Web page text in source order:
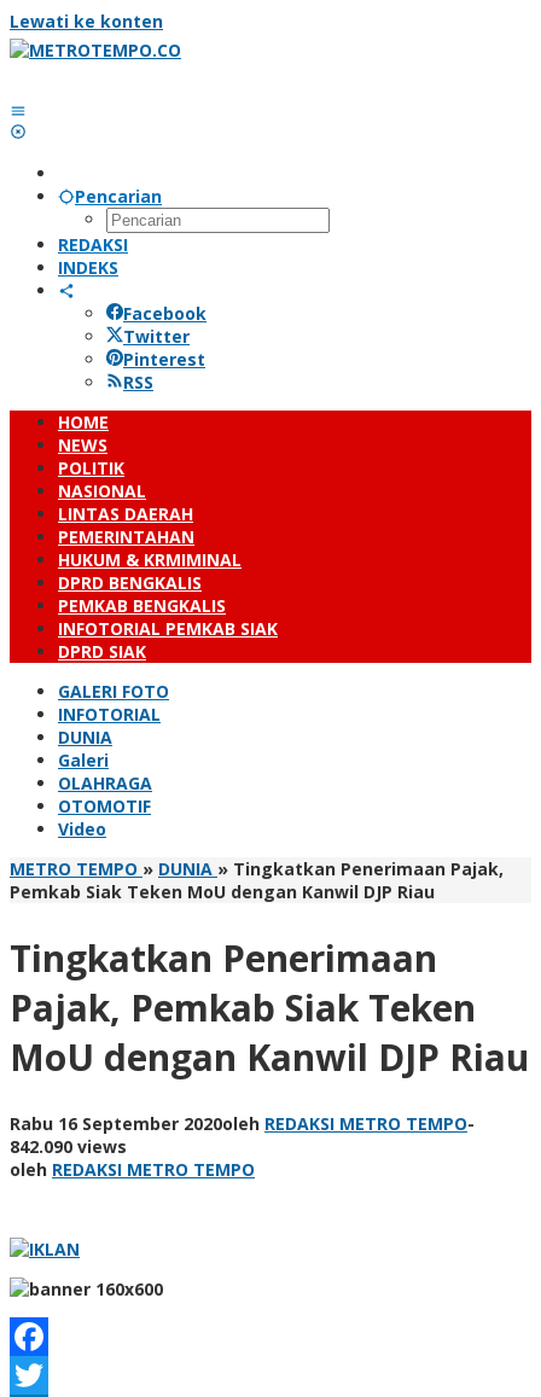
Lewati ke konten
Pencarian
REDAKSI
INDEKS
Facebook
Twitter
Pinterest
RSS
HOME
NEWS
POLITIK
NASIONAL
LINTAS DAERAH
PEMERINTAHAN
HUKUM & KRMIMINAL
DPRD BENGKALIS
PEMKAB BENGKALIS
INFOTORIAL PEMKAB SIAK
DPRD SIAK
GALERI FOTO
INFOTORIAL
DUNIA
Galeri
OLAHRAGA
OTOMOTIF
Video
METRO TEMPO » DUNIA » Tingkatkan Penerimaan Pajak,
Pemkab Siak Teken MoU dengan Kanwil DJP Riau
Tingkatkan Penerimaan
Pajak, Pemkab Siak Teken
MoU dengan Kanwil DJP Riau
Rabu 16 September 2020oleh REDAKSI METRO TEMPO-
842.090 views
oleh REDAKSI METRO TEMPO
Facebook